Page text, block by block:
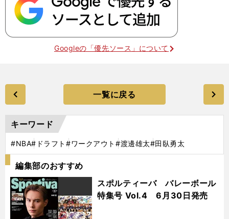
Googleの「優先ソース」について
一覧に戻る
キーワード
#NBA#ドラフト#ワークアウト #渡邊雄太#田臥勇太
編集部のおすすめ
スポルティーバ バレーボール
特集号 Vol.4 6月30日発売